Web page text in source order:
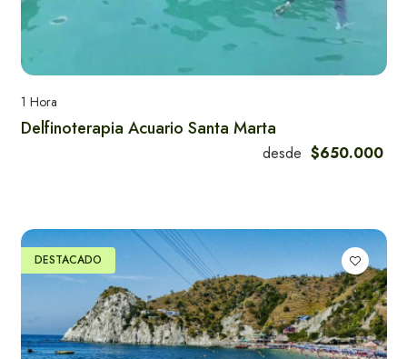
1 Hora
Delfinoterapia Acuario Santa Marta
desde $650.000
DESTACADO